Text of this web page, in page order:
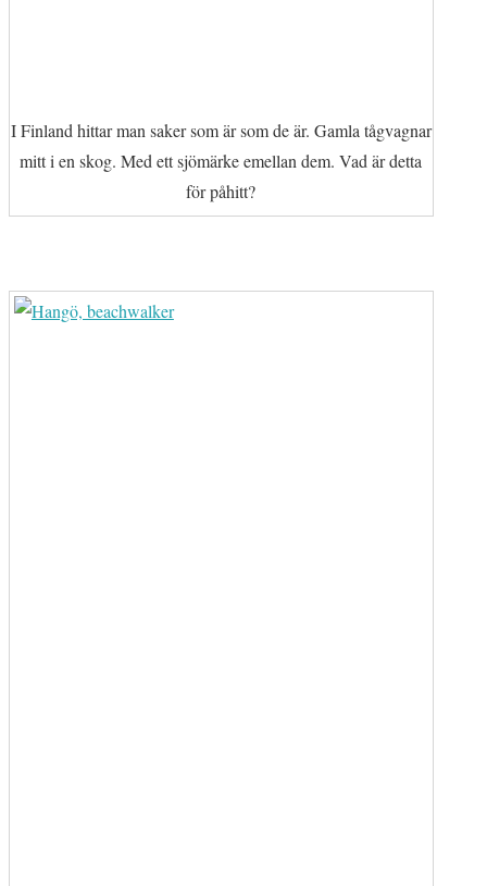
I Finland hittar man saker som är som de är. Gamla tågvagnar
mitt i en skog. Med ett sjömärke emellan dem. Vad är detta
för påhitt?